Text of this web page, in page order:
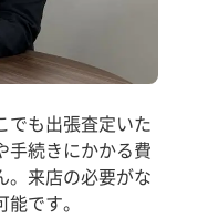
でも出張査定いた
手続きにかかる費
。来店の必要がな
です。